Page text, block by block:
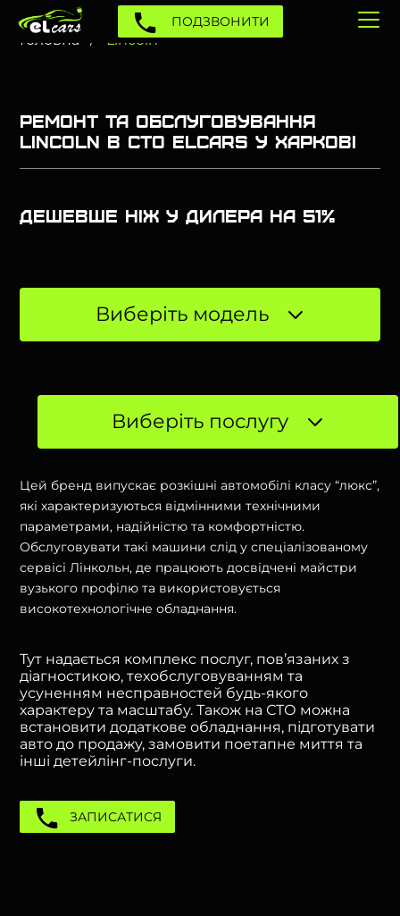
ПОДЗВОНИТИ
Головна Lincoln
Ремонт та обслуговування
Lincoln в СТО Elcars у Харкові
Дешевше ніж у дилера на 51%
Виберіть модель
Виберіть послугу
Цей бренд випускає розкішні автомобілі класу “люкс”,
які характеризуються відмінними технічними
параметрами, надійністю та комфортністю.
Обслуговувати такі машини слід у спеціалізованому
сервісі Лінкольн, де працюють досвідчені майстри
вузького профілю та використовується
високотехнологічне обладнання.
Тут надається комплекс послуг, пов’язаних з
діагностикою, техобслуговуванням та
усуненням несправностей будь-якого
характеру та масштабу. Також на СТО можна
встановити додаткове обладнання, підготувати
авто до продажу, замовити поетапне миття та
інші детейлінг-послуги.
ЗАПИСАТИСЯ